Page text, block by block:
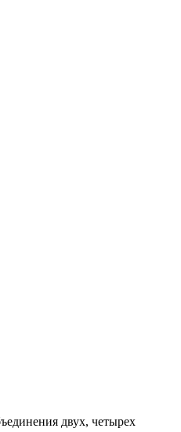
двух, четырех